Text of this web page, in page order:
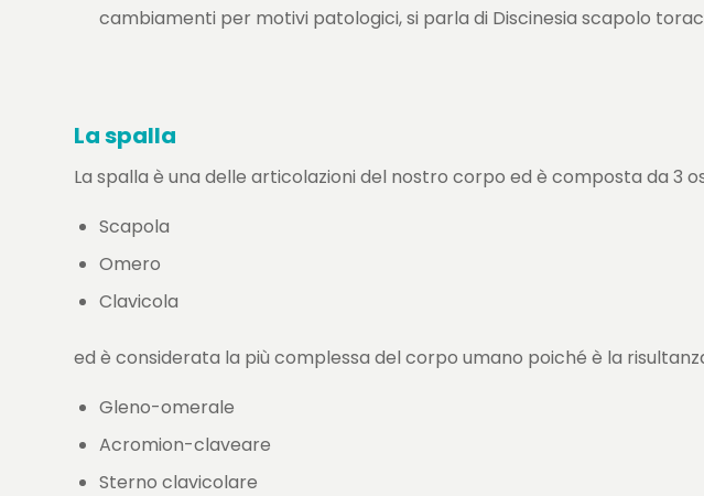
cambiamenti per motivi patologici, si parla di Discinesia scapolo
La spalla
La spalla è una delle articolazioni del nostro corpo ed è composta da 3
Scapola
Omero
Clavicola
ed è considerata la più complessa del corpo umano poiché è la
Gleno-omerale
Acromion-claveare
Sterno clavicolare